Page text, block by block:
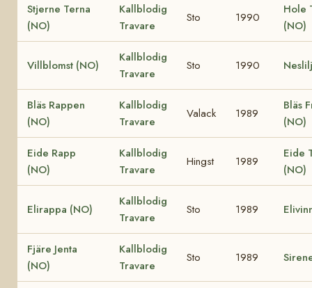
Stjerne Terna
(NO)
Kallblodig
Travare
Sto 1990
Hole
(NO)
Villblomst (NO)
Kallblodig
Travare
Sto 1990
Bläs Rappen
(NO)
Kallblodig
Travare
Valack 1989
Bläs
(NO)
Eide Rapp
(NO)
Kallblodig
Travare
Hingst 1989
Eide
(NO)
Elirappa (NO)
Kallblodig
Travare
Sto 1989
Fjäre Jenta
(NO)
Kallblodig
Travare
Sto 1989